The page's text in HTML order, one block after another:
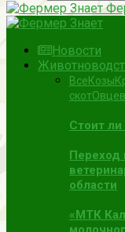
Новости
ВсеКозы
скот
Стоит ли
Переход
области
«МТК